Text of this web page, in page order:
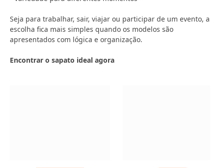
Seja para trabalhar, sair, viajar ou participar de um evento, a
escolha fica mais simples quando os modelos são
apresentados com lógica e organização.
Encontrar o sapato ideal agora